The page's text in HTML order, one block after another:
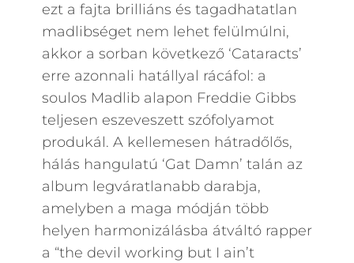
ezt a fajta brilliáns és tagadhatatlan
madlibséget nem lehet felülmúlni,
akkor a sorban következő ‘Cataracts’
erre azonnali hatállyal rácáfol: a
soulos Madlib alapon Freddie Gibbs
teljesen eszeveszett szófolyamot
produkál. A kellemesen hátradőlős,
hálás hangulatú ‘Gat Damn’ talán az
album legváratlanabb darabja,
amelyben a maga módján több
helyen harmonizálásba átváltó rapper
a “the devil working but I ain’t